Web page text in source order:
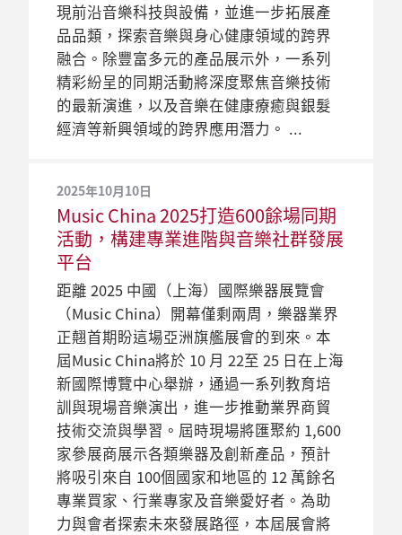
現前沿音樂科技與設備，並進一步拓展產
品品類，探索音樂與身心健康領域的跨界
融合。除豐富多元的產品展示外，一系列
精彩紛呈的同期活動將深度聚焦音樂技術
的最新演進，以及音樂在健康療癒與銀髮
經濟等新興領域的跨界應用潛力。
2025年10月10日
Music China 2025打造600餘場同期
活動，構建專業進階與音樂社群發展
平台
距離 2025 中國（上海）國際樂器展覽會
（Music China）開幕僅剩兩周，樂器業界
正翹首期盼這場亞洲旗艦展會的到來。本
屆Music China將於 10 月 22至 25 日在上海
新國際博覽中心舉辦，通過一系列教育培
訓與現場音樂演出，進一步推動業界商貿
技術交流與學習。屆時現場將匯聚約 1,600
家參展商展示各類樂器及創新產品，預計
將吸引來自 100個國家和地區的 12 萬餘名
專業買家、行業專家及音樂愛好者。為助
力與會者探索未來發展路徑，本屆展會將